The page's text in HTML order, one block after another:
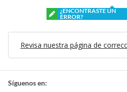
¿ENCONTRASTE UN
ERROR?
Revisa nuestra página de
Síguenos en: